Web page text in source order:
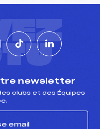
newsletter
clubs et des Équipes